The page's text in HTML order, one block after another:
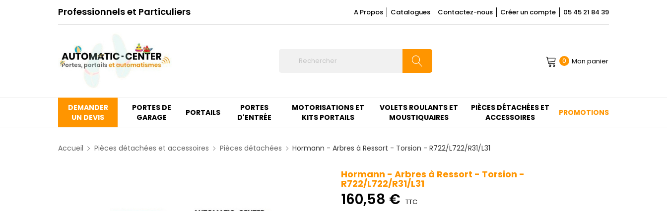
Professionnels et Particuliers A Propos Catalogues Contactez-nous Créer un compte 05 45 21 84 39
0 Mon panier
DEMANDER
UN DEVIS
PORTES DE
GARAGE
PORTAILS
PORTES
D'ENTRÉE
MOTORISATIONS ET
KITS PORTAILS
VOLETS ROULANTS ET
MOUSTIQUAIRES
PIÈCES DÉTACHÉES ET
ACCESSOIRES
PROMOTIONS
Accueil Pièces détachées et accessoires Pièces détachées Hormann - Arbres à Ressort - Torsion - R722/L722/R31/L31
Hormann - Arbres à Ressort - Torsion -
R722/L722/R31/L31
160,58 € TTC